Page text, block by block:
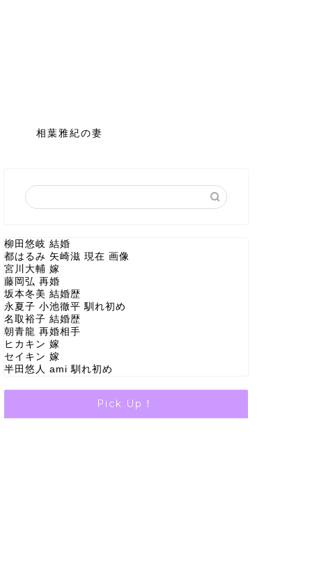
相葉雅紀の妻
柳田悠岐 結婚
都はるみ 矢崎滋 現在 画像
宮川大輔 嫁
藤岡弘 再婚
坂本冬美 結婚歴
永夏子 小池徹平 馴れ初め
名取裕子 結婚歴
朝青龍 再婚相手
ヒカキン 嫁
セイキン 嫁
半田悠人 ami 馴れ初め
Pick Up！